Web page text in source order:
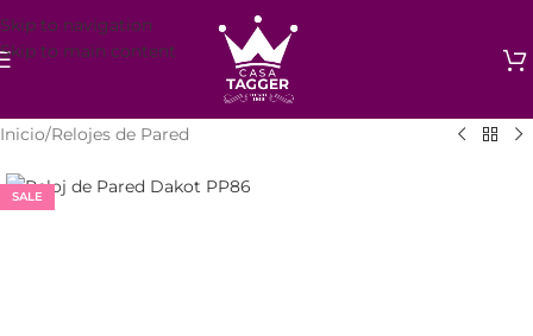
Skip to navigation
Skip to main content
Inicio/Relojes de Pared
SALE